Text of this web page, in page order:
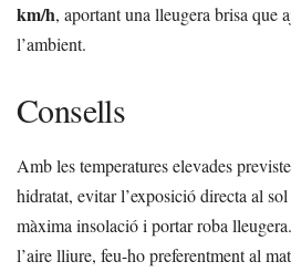
km/h, aportant una lleugera brisa que
l’ambient.
Consells
Amb les temperatures elevades
hidratat, evitar l’exposició directa al
màxima insolació i portar roba
l’aire lliure, feu-ho preferentment al